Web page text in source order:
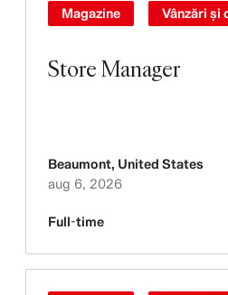
Store Manager
Magazine Vânzări și
Beaumont, United States
aug 6, 2026
Full-time